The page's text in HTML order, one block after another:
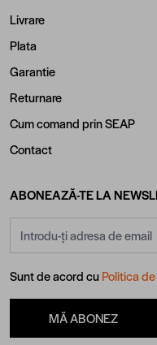
Livrare
Plata
Garantie
Returnare
Cum comand prin SEAP
Contact
ABONEAZĂ-TE LA
Sunt de acord cuPolitica
MĂ ABONEZ